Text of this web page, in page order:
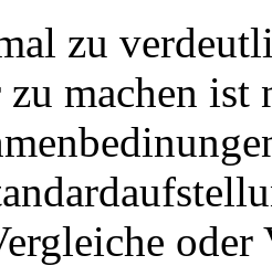
zu
machen
oder